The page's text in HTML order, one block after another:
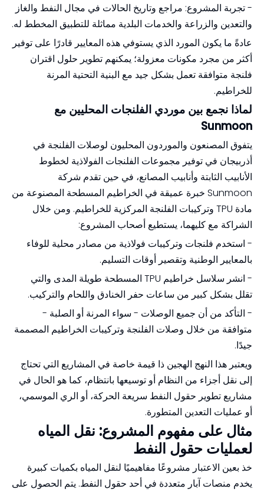
- تجربة المشروع: مراجع وتاريخ الحالات في مجال النفط والغاز
والتعدين والزراعة والخدمات البلدية مماثلة للتطبيق المخطط له.
عادةً ما يكون المورد الذي يستوفي هذه المعايير قادرًا على توفير
أكثر من مجرد مكونات معزولة؛ يمكنهم تطوير حلول اقتران
فلنجة متوافقة تعمل بشكل جيد مع البنية التحتية المرنة
للخراطيم.
لماذا نجمع بين موردي الفلنجات المحليين مع
Sunmoon
يتفوق المصنعون والموردون المحليون لوصلات الفلنجة في
أذربيجان في توفير مجموعات الفلنجات الفولاذية لخطوط
الأنابيب الثابتة وأنابيب المصانع، في حين تقدم شركة
Sunmoon خبرة عميقة في الخراطيم المسطحة المصنوعة من
مادة TPU وتركيبات الفلنجة المركزية للخراطيم. ومن خلال
الشراكة مع كليهما، يستطيع أصحاب المشروع:
- استخدم فلنجات وتركيبات فولاذية من مصادر محلية للوفاء
بالمعايير الوطنية وتقصير أوقات التسليم.
- انشر سلاسل خراطيم TPU المسطحة طويلة المدى والتي
تقلل بشكل كبير من ساعات حفر الخنادق واللحام والتركيب.
- التأكد من أن جميع الوصلات - سواء المرنة أو الصلبة -
متوافقة من خلال وصلات الفلنجة وتركيبات الخراطيم المصممة
جيدًا.
ويعتبر هذا النهج الهجين ذا قيمة خاصة في المشاريع التي تحتاج
إلى نقل أجزاء من النظام أو توسيعها بانتظام، كما هو الحال في
مشاريع تطوير حقول النفط سريعة الحركة، أو الري الموسمي،
أو عمليات التعدين المتطورة.
مثال على مفهوم المشروع: نقل المياه
لعمليات حقول النفط
خذ بعين الاعتبار مشروعًا مفاهيميًا لنقل المياه بكميات كبيرة
يخدم منصات آبار متعددة في أحد حقول النفط. يتم الحصول على